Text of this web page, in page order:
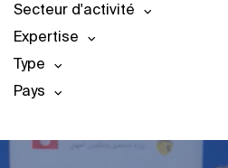
Secteur d'activité
Expertise
Type
Pays